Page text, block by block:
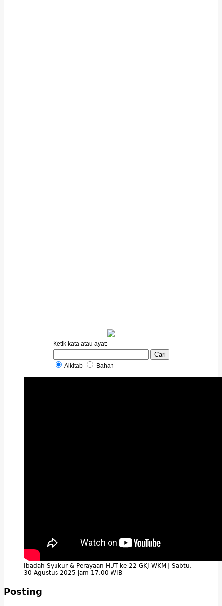
Ketik kata atau ayat:
Alkitab Bahan
Ibadah Syukur & Perayaan HUT ke-22 GKJ WKM | Sabtu,
30 Agustus 2025 jam 17.00 WIB
Posting